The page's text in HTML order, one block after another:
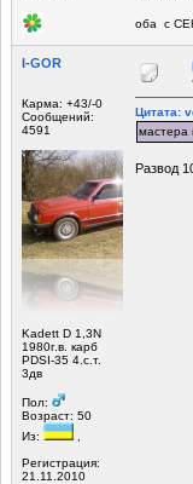
оба с
I-GOR
Карма: +43/-0
Сообщений:
4591
Kadett D 1,3N
1980г.в. карб
PDSI-35 4.с.т.
3дв
Пол:
Возраст: 50
Из:
Регистрация:
21.11.2010
Цитата:
мастера
Развод